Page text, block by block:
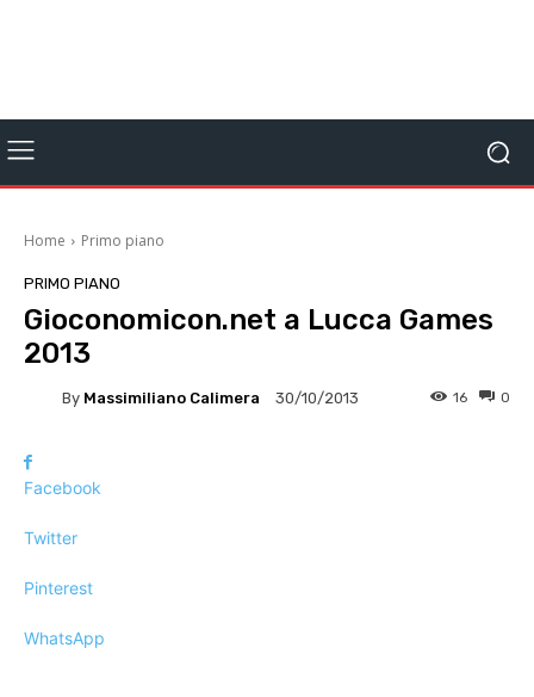
Home Primo piano
PRIMO PIANO
Gioconomicon.net a Lucca Games
2013
By Massimiliano Calimera 30/10/2013 0
16
Facebook
Twitter
Pinterest
WhatsApp